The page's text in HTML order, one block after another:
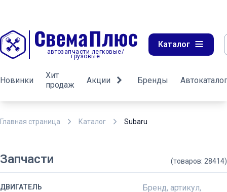
автозапчасти легковые/
грузовые
Каталог
Новинки
Хит
продаж
Акции Бренды Автокаталог
Главная страница Каталог Subaru
Запчасти (товаров: 28414)
ДВИГАТЕЛЬ
Бренд, артикул,